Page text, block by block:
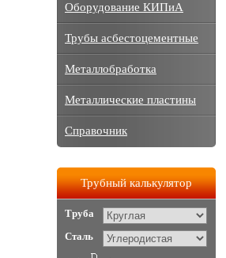
Оборудование КИПиА
Трубы асбестоцементные
Металлобработка
Металлические пластины
Справочник
Трубный калькулятор
Труба
Сталь